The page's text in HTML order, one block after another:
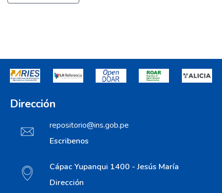
Dirección
repositorio@ins.gob.pe
Escribenos
Cápac Yupanqui 1400 - Jesús María
Dirección